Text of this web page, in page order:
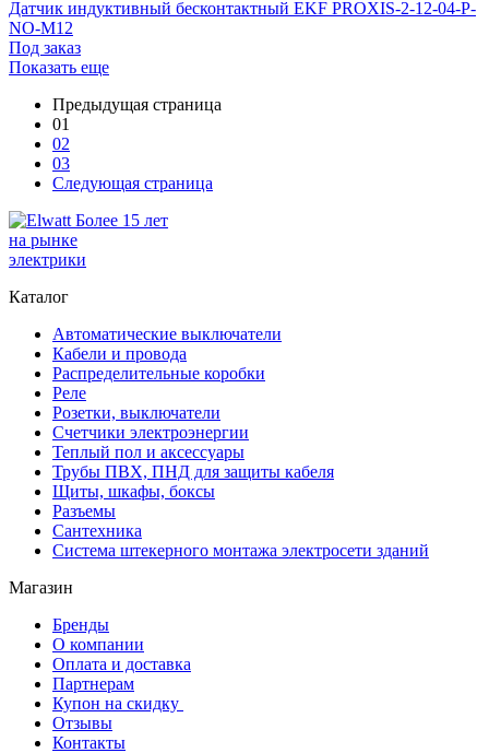
Датчик индуктивный бесконтактный EKF PROXIS-2-12-04-P-
NO-M12
Под заказ
Показать еще
Предыдущая страница
01
02
03
Следующая страница
Более 15 лет
на рынке
электрики
Каталог
Автоматические выключатели
Кабели и провода
Распределительные коробки
Реле
Розетки, выключатели
Счетчики электроэнергии
Теплый пол и аксессуары
Трубы ПВХ, ПНД для защиты кабеля
Щиты, шкафы, боксы
Разъемы
Сантехника
Система штекерного монтажа электросети зданий
Магазин
Бренды
О компании
Оплата и доставка
Партнерам
Купон на скидку
Отзывы
Контакты